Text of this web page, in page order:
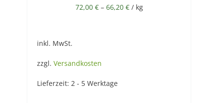
72,00 €– 66,20 €/ kg
inkl. MwSt.
zzgl. Versandkosten
Lieferzeit: 2 - 5 Werktage